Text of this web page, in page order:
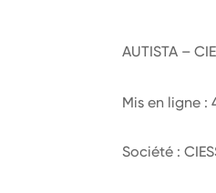
AUTISTA –
Mis en ligne :
Société :